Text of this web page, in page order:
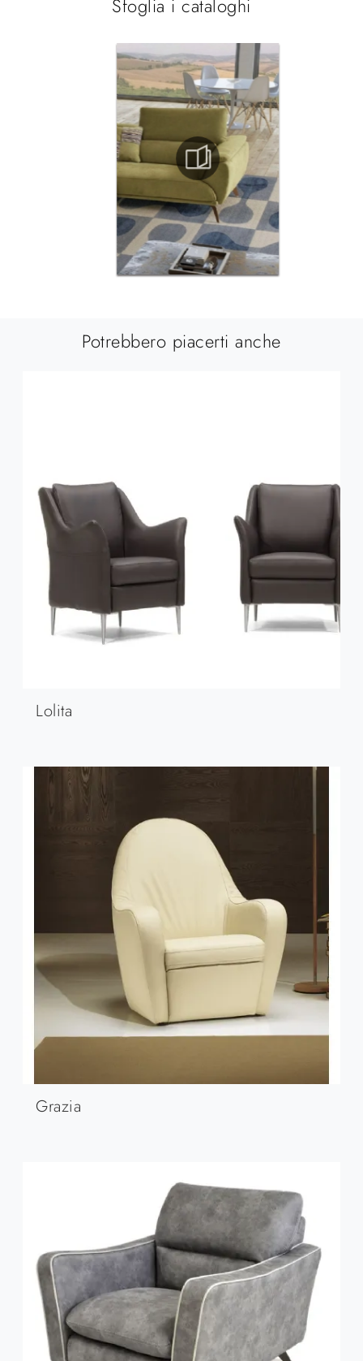
Sfoglia i cataloghi
Potrebbero piacerti anche
Lolita
Grazia